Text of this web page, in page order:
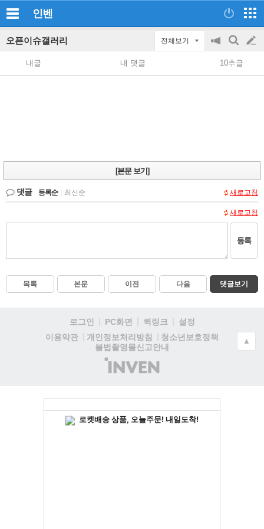
인벤
오픈이슈갤러리 전체보기
공
지
on/off
검
색
글
쓰
내글 내 댓글 10추글
[본문 보기]
댓글 등록순 최신순 새로고침
새로고침
등록
목록 본문 이전 다음 댓글보기
로그인 PC화면 퀵링크
설정
이용약관
개인정보처리방침
청소년보호정책
불법촬영물신고안내
(주)
인
▲